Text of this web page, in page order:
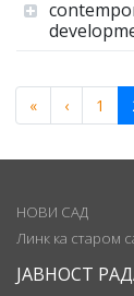
« ‹ 1
НОВИ САД
Линк ка старом
ЈАВНОСТ